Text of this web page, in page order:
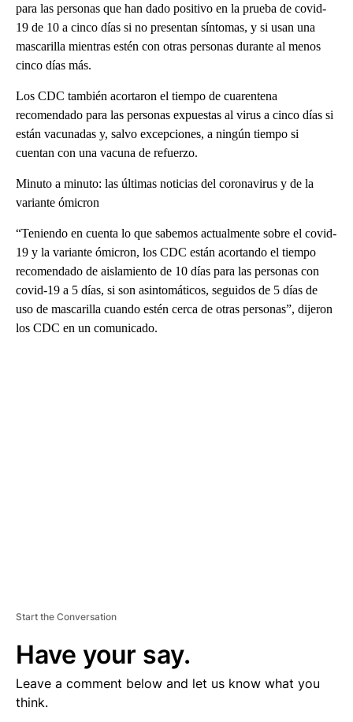
para las personas que han dado positivo en la prueba de covid-
19 de 10 a cinco días si no presentan síntomas, y si usan una
mascarilla mientras estén con otras personas durante al menos
cinco días más.
Los CDC también acortaron el tiempo de cuarentena
recomendado para las personas expuestas al virus a cinco días si
están vacunadas y, salvo excepciones, a ningún tiempo si
cuentan con una vacuna de refuerzo.
Minuto a minuto: las últimas noticias del coronavirus y de la
variante ómicron
“Teniendo en cuenta lo que sabemos actualmente sobre el covid-
19 y la variante ómicron, los CDC están acortando el tiempo
recomendado de aislamiento de 10 días para las personas con
covid-19 a 5 días, si son asintomáticos, seguidos de 5 días de
uso de mascarilla cuando estén cerca de otras personas”, dijeron
los CDC en un comunicado.
Start the Conversation
Have your say.
Leave a comment below and let us know what you
think.